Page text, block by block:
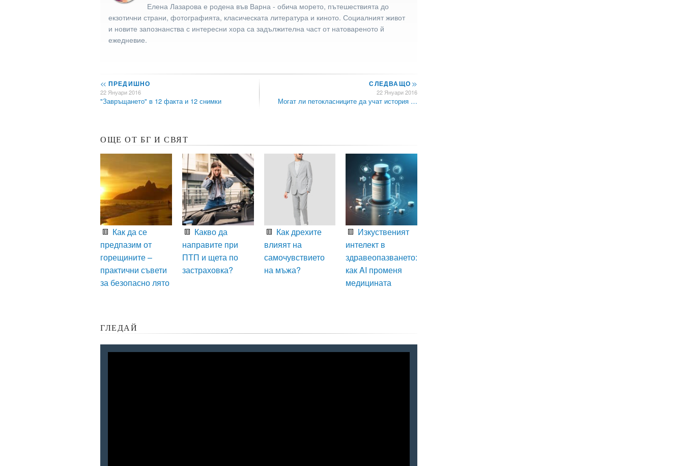
Елена Лазарова е родена във Варна - обича морето, пътешествията до
екзотични страни, фотографията, класическата литература и киното. Социалният живот
и новите запознанства с интересни хора са задължителна част от натовареното й
ежедневие.
<< ПРЕДИШНО
22 Януари 2016
"Завръщането" в 12 факта и 12 снимки
СЛЕДВАЩО>>
22 Януари 2016
Могат ли петокласниците да учат история …
ОЩЕ ОТ БГ И СВЯТ
Как да се
предпазим от
горещините –
практични съвети
за безопасно лято
Какво да
направите при
ПТП и щета по
застраховка?
Как дрехите
влияят на
самочувствието
на мъжа?
Изкуственият
интелект в
здравеопазването:
как AI променя
медицината
ГЛЕДАЙ